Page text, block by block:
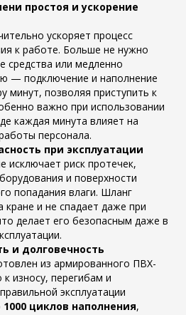
простоя и ускорение
ускоряет процесс
к работе. Больше не нужно
средства или медленно
— подключение и наполнение
минут, позволяя приступить к
важно при использовании
каждая минута влияет на
персонала.
при эксплуатации
исключает риск протечек,
и поверхности
попадания влаги. Шланг
кране и не спадает даже при
делает его безопасным даже в
и долговечность
из армированного ПВХ-
износу, перегибам и
эксплуатации
1000 циклов наполнения,